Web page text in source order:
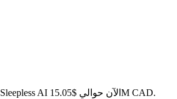
. مع عرض متداول قدره 590.44M AI، تبلغ القيمة السوقية الإجمالية لـ Sleepless AI الآن حوالي $15.05M CAD.